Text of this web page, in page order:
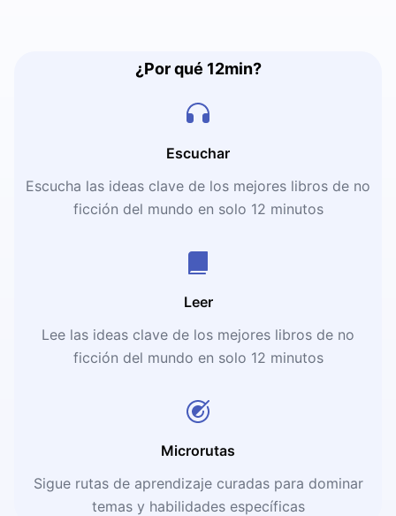
¿Por qué 12min?
Escuchar
Escucha las ideas clave de los mejores libros de no
ficción del mundo en solo 12 minutos
Leer
Lee las ideas clave de los mejores libros de no
ficción del mundo en solo 12 minutos
Microrutas
Sigue rutas de aprendizaje curadas para dominar
temas y habilidades específicas